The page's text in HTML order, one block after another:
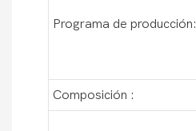
Programa de producción:
Composición :